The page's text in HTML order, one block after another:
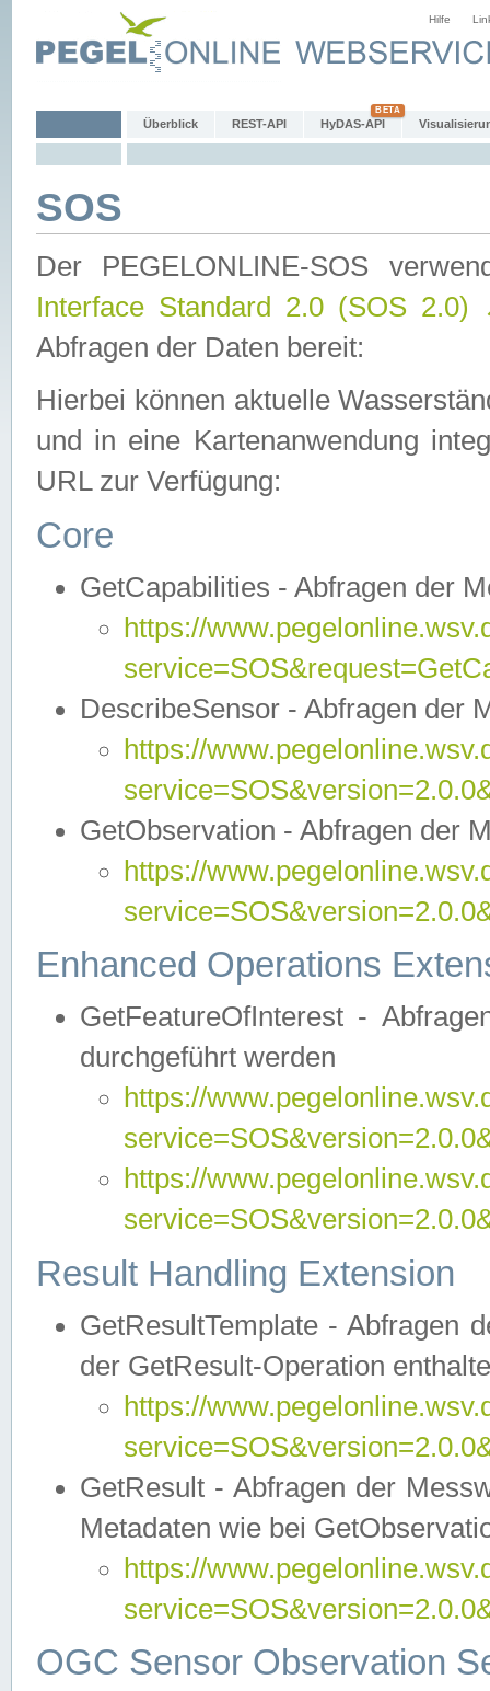
Hilfe
Überblick REST-API HyDAS-API
SOS
Der PEGELONLINE-SOS
Interface Standard 2.0 (SOS 2.0)
Abfragen der Daten bereit:
Hierbei können aktuelle
und in eine Kartenanwendung
URL zur Verfügung:
Core
GetCapabilities - Abfragen der
https://
DescribeSensor - Abfragen der
https://
GetObservation - Abfragen der
https://
Enhanced Operations
GetFeatureOfInterest -
durchgeführt werden
https://
https://
Result Handling Extension
GetResultTemplate - Abfragen
der GetResult-Operation
https://
GetResult - Abfragen der
Metadaten wie bei
https://
OGC Sensor Observation